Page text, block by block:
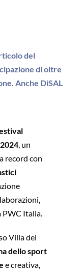
del
di oltre
Anche DiSAL
, un
record con
PWC Italia.
Villa dei
dello sport
e creativa,